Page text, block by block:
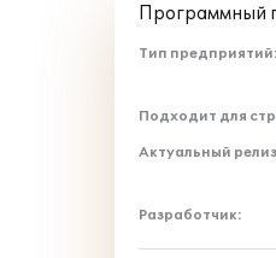
Программный
Тип предприятий:
Подходит для
Актуальный
Разработчик: